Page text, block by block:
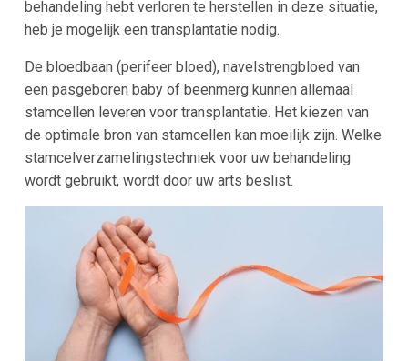
behandeling hebt verloren te herstellen in deze situatie,
heb je mogelijk een transplantatie nodig.
De bloedbaan (perifeer bloed), navelstrengbloed van
een pasgeboren baby of beenmerg kunnen allemaal
stamcellen leveren voor transplantatie. Het kiezen van
de optimale bron van stamcellen kan moeilijk zijn. Welke
stamcelverzamelingstechniek voor uw behandeling
wordt gebruikt, wordt door uw arts beslist.